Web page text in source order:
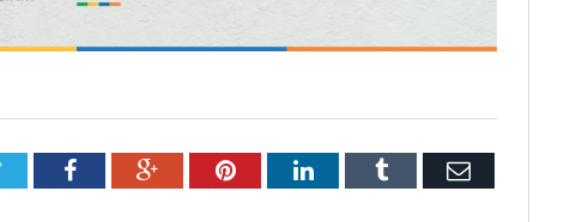
TwitterFacebookGoogle+PinterestLinkedInTumblr Email